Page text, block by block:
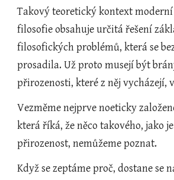
Takový teoretický kontext
filosofie obsahuje určitá řešení
filosofických problémů, která se
prosadila. Už proto musejí být
přirozenosti, které z něj vycházejí,
Vezměme nejprve noeticky
která říká, že něco takového, jako
přirozenost, nemůžeme poznat.
Když se zeptáme proč, dostane se